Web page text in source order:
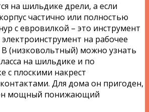
на шильдике дрели, а если
частично или полностью
с евровилкой – это инструмент
электроинструмент на рабочее
(низковольтный) можно узнать
на шильдике и по
с плоскими накрест
Для дома он пригоден,
мощный понижающий